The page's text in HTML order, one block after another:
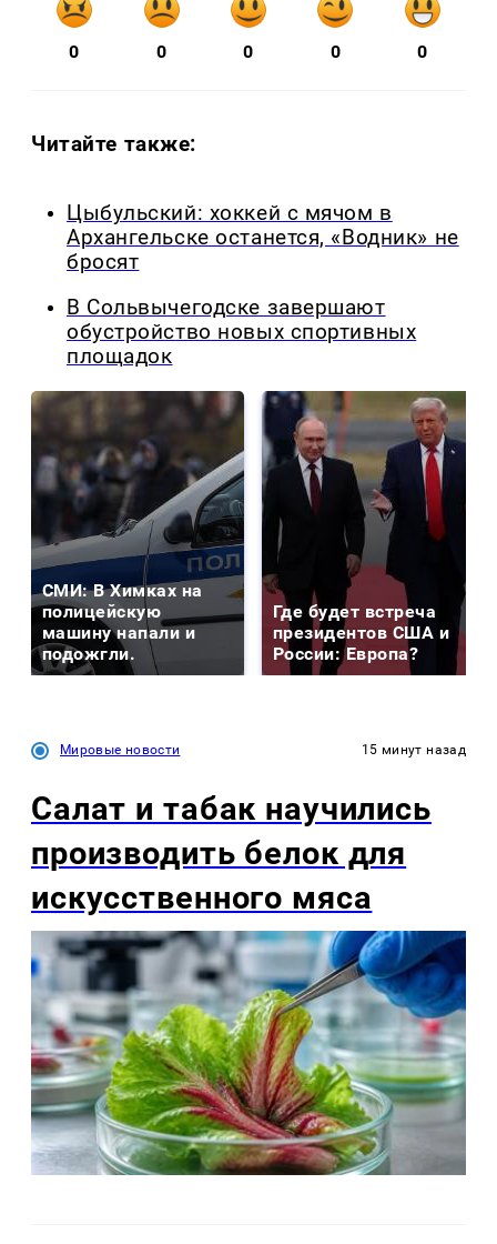
0 0 0 0 0
Читайте также:
Цыбульский: хоккей с мячом в
Архангельске останется, «Водник» не
бросят
В Сольвычегодске завершают
обустройство новых спортивных
площадок
СМИ: В Химках на
полицейскую
машину напали и
подожгли.
Где будет встреча
президентов США и
России: Европа?
Мировые новости 15 минут назад
Салат и табак научились
производить белок для
искусственного мяса